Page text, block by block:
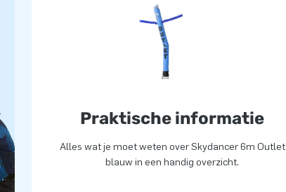
Praktische informatie
Alles wat je moet weten over Skydancer 6m Outlet
blauw in een handig overzicht.